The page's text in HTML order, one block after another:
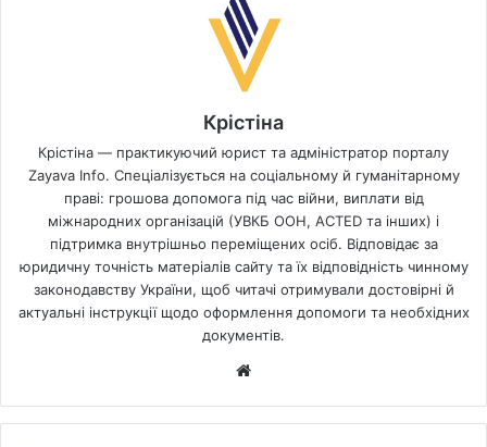
Крістіна
Крістіна — практикуючий юрист та адміністратор порталу
Zayava Info. Спеціалізується на соціальному й гуманітарному
праві: грошова допомога під час війни, виплати від
міжнародних організацій (УВКБ ООН, ACTED та інших) і
підтримка внутрішньо переміщених осіб. Відповідає за
юридичну точність матеріалів сайту та їх відповідність чинному
законодавству України, щоб читачі отримували достовірні й
актуальні інструкції щодо оформлення допомоги та необхідних
документів.